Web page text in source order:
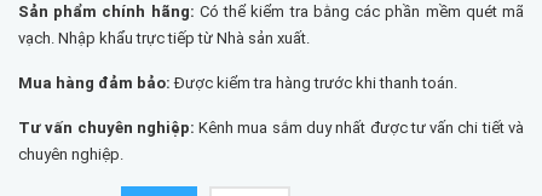
Sản phẩm chính hãng: Có thể kiểm tra bằng các phần mềm quét mã
vạch. Nhập khẩu trực tiếp từ Nhà sản xuất.
Mua hàng đảm bảo: Được kiểm tra hàng trước khi thanh toán.
Tư vấn chuyên nghiệp: Kênh mua sắm duy nhất được tư vấn chi tiết và
chuyên nghiệp.